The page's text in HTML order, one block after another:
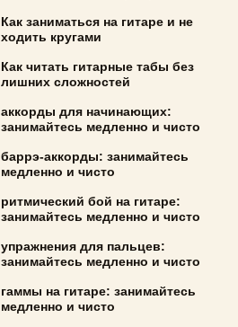
Как заниматься на гитаре и не
ходить кругами
Как читать гитарные табы без
лишних сложностей
аккорды для начинающих:
занимайтесь медленно и чисто
баррэ-аккорды: занимайтесь
медленно и чисто
ритмический бой на гитаре:
занимайтесь медленно и чисто
упражнения для пальцев:
занимайтесь медленно и чисто
гаммы на гитаре: занимайтесь
медленно и чисто